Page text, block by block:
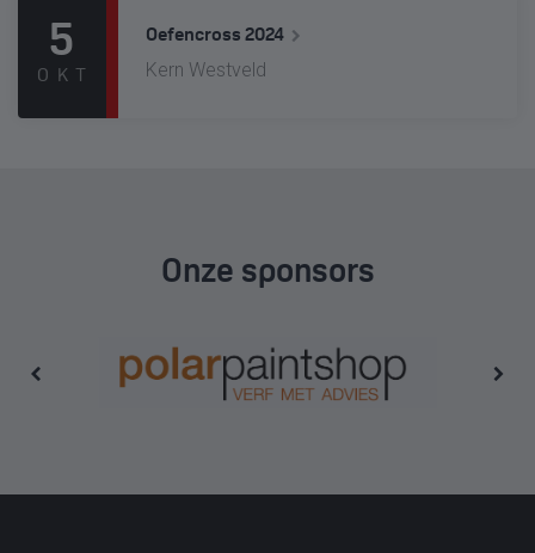
5
OKT
Oefencross 2024
Kern Westveld
Onze sponsors